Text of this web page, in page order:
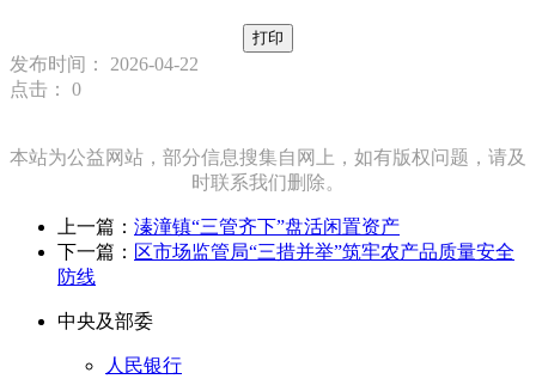
打印
发布时间： 2026-04-22
点击： 0
本站为公益网站，部分信息搜集自网上，如有版权问题，请及
时联系我们删除。
上一篇： 溱潼镇“三管齐下”盘活闲置资产
下一篇： 区市场监管局“三措并举”筑牢农产品质量安全
防线
中央及部委
人民银行